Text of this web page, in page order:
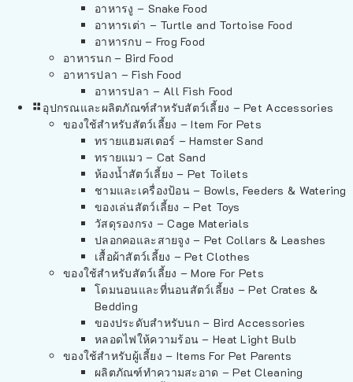
อาหารงู – Snake Food
อาหารเต่า – Turtle and Tortoise Food
อาหารกบ – Frog Food
อาหารนก – Bird Food
อาหารปลา – Fish Food
อาหารปลา – All Fish Food
อุปกรณและผลิตภัณฑ์สำหรับสัตว์เลี้ยง – Pet Accessories
ของใช้สำหรับสัตว์เลี้ยง – Item For Pets
ทรายแฮมสเตอร์ – Hamster Sand
ทรายแมว – Cat Sand
ห้องน้ำสัตว์เลี้ยง – Pet Toilets
ชามและเครื่องป้อน – Bowls, Feeders & Watering
ของเล่นสัตว์เลี้ยง – Pet Toys
วัสดุรองกรง – Cage Materials
ปลอกคอและสายจูง – Pet Collars & Leashes
เสื้อผ้าสัตว์เลี้ยง – Pet Clothes
ของใช้สำหรับสัตว์เลี้ยง – More For Pets
โดมนอนและที่นอนสัตว์เลี้ยง – Pet Crates &
Bedding
ของประดับสำหรับนก – Bird Accessories
หลอดไฟให้ความร้อน – Heat Light Bulb
ของใช้สำหรับผู้เลี้ยง – Items For Pet Parents
ผลิตภัณฑ์ทำความสะอาด – Pet Cleaning